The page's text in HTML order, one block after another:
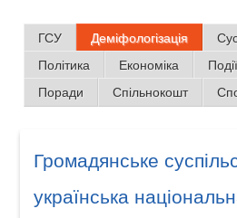
ГСУ Деміфологізація
Політика
Економіка Події
Поради
Спільнокошт
Громадянське
українська